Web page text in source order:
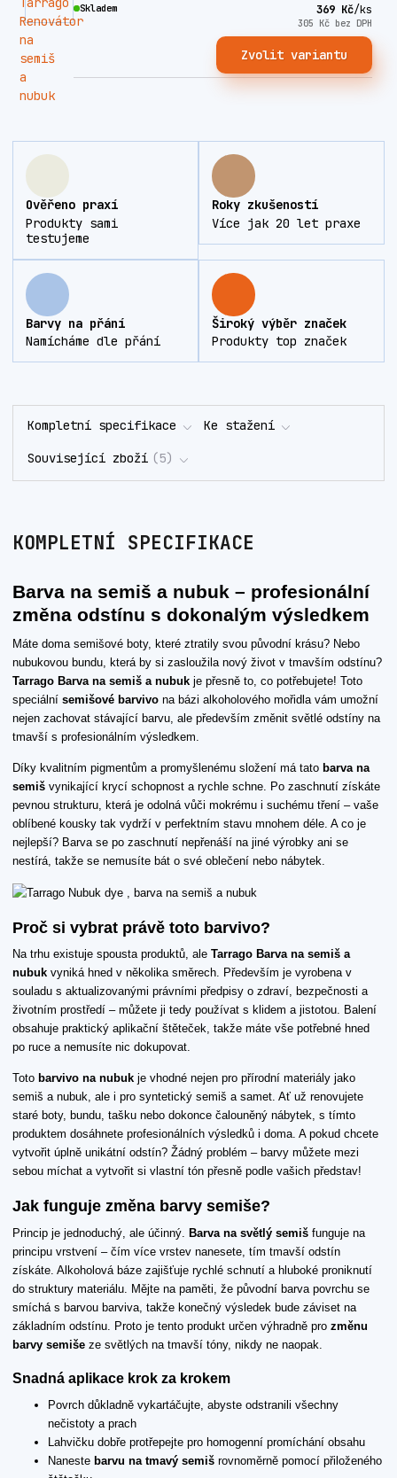
369 Kč/ks
305 Kč bez DPH
Skladem
Zvolit variantu
Ověřeno praxí
Produkty sami
testujeme
Roky zkušeností
Více jak 20 let praxe
Barvy na přání
Namícháme dle přání
Široký výběr značek
Produkty top značek
Kompletní specifikace Ke stažení
Související zboží 5
KOMPLETNÍ SPECIFIKACE
Barva na semiš a nubuk – profesionální
změna odstínu s dokonalým výsledkem
Máte doma semišové boty, které ztratily svou původní krásu? Nebo
nubukovou bundu, která by si zasloužila nový život v tmavším odstínu?
Tarrago Barva na semiš a nubuk je přesně to, co potřebujete! Toto
speciální semišové barvivo na bázi alkoholového mořidla vám umožní
nejen zachovat stávající barvu, ale především změnit světlé odstíny na
tmavší s profesionálním výsledkem.
Díky kvalitním pigmentům a promyšlenému složení má tato barva na
semiš vynikající krycí schopnost a rychle schne. Po zaschnutí získáte
pevnou strukturu, která je odolná vůči mokrému i suchému tření – vaše
oblíbené kousky tak vydrží v perfektním stavu mnohem déle. A co je
nejlepší? Barva se po zaschnutí nepřenáší na jiné výrobky ani se
nestírá, takže se nemusíte bát o své oblečení nebo nábytek.
Proč si vybrat právě toto barvivo?
Na trhu existuje spousta produktů, ale Tarrago Barva na semiš a
nubuk vyniká hned v několika směrech. Především je vyrobena v
souladu s aktualizovanými právními předpisy o zdraví, bezpečnosti a
životním prostředí – můžete ji tedy používat s klidem a jistotou. Balení
obsahuje praktický aplikační štěteček, takže máte vše potřebné hned
po ruce a nemusíte nic dokupovat.
Toto barvivo na nubuk je vhodné nejen pro přírodní materiály jako
semiš a nubuk, ale i pro syntetický semiš a samet. Ať už renovujete
staré boty, bundu, tašku nebo dokonce čalouněný nábytek, s tímto
produktem dosáhnete profesionálních výsledků i doma. A pokud chcete
vytvořit úplně unikátní odstín? Žádný problém – barvy můžete mezi
sebou míchat a vytvořit si vlastní tón přesně podle vašich představ!
Jak funguje změna barvy semiše?
Princip je jednoduchý, ale účinný. Barva na světlý semiš funguje na
principu vrstvení – čím více vrstev nanesete, tím tmavší odstín
získáte. Alkoholová báze zajišťuje rychlé schnutí a hluboké proniknutí
do struktury materiálu. Mějte na paměti, že původní barva povrchu se
smíchá s barvou barviva, takže konečný výsledek bude záviset na
základním odstínu. Proto je tento produkt určen výhradně pro změnu
barvy semiše ze světlých na tmavší tóny, nikdy ne naopak.
Snadná aplikace krok za krokem
Povrch důkladně vykartáčujte, abyste odstranili všechny
nečistoty a prach
Lahvičku dobře protřepejte pro homogenní promíchání obsahu
Naneste barvu na tmavý semiš rovnoměrně pomocí přiloženého